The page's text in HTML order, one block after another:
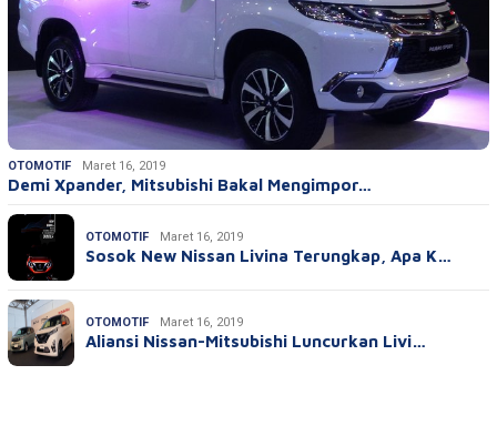
OTOMOTIF Maret 16, 2019
Demi Xpander, Mitsubishi Bakal Mengimpor…
OTOMOTIF Maret 16, 2019
Sosok New Nissan Livina Terungkap, Apa K…
OTOMOTIF Maret 16, 2019
Aliansi Nissan-Mitsubishi Luncurkan Livi…